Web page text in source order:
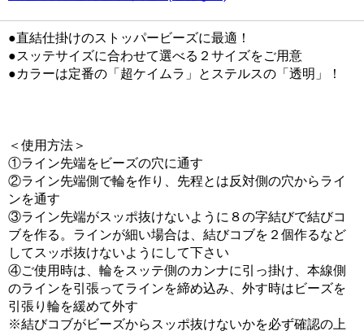
●直結仕掛けのストッパービーズに最適！
●スッテサイズに合わせて選べる２サイズをご用意
●カラーは定番の「超ケイムラ」とステルスの「透明」！
＜使用方法＞
①ライン先端をビーズの穴に通す
②ライン先端側で輪を作り、先程とは反対側の穴からライ
ンを通す
③ライン先端がスッポ抜けないように８の字結びで結びコ
ブを作る。ラインが細い場合は、結びコブを２個作るなど
してスッポ抜けないようにして下さい
④ご使用時は、輪をスッテ側のカンナに引っ掛け、本線側
のラインを引張ってラインを締め込み、外す時はビーズを
引張り輪を緩めて外す
※結びコブがビーズからスッポ抜けないかを必ず確認の上